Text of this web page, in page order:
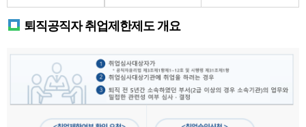
퇴직공직자 취업제한제도 개요